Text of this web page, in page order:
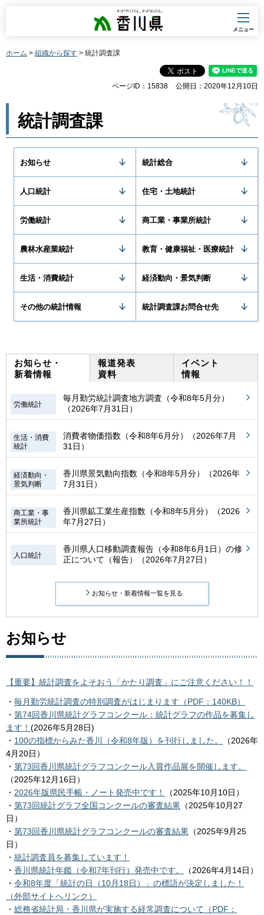
香川県
メニュー
ホーム > 組織から探す > 統計調査課
ページID：15838 公開日：2020年12月10日
統計調査課
お知らせ 統計総合
人口統計 住宅・土地統計
労働統計 商工業・事業所統計
農林水産業統計 教育・健康福祉・医療統計
生活・消費統計 経済動向・景気判断
その他の統計情報 統計調査課お問合せ先
お知らせ・
新着情報
労働統計
毎月勤労統計調査地方調査（令和8年5月分）
（2026年7月31日）
生活・消費
統計
消費者物価指数（令和8年6月分）（2026年7月
31日）
経済動向・
景気判断
香川県景気動向指数（令和8年5月分）（2026年
7月31日）
商工業・事
業所統計
香川県鉱工業生産指数（令和8年5月分）（2026
年7月27日）
人口統計
香川県人口移動調査報告（令和8年6月1日）の修
正について（報告）（2026年7月27日）
お知らせ・新着情報一覧を見る
報道発表
資料
イベント
情報
お知らせ
【重要】統計調査をよそおう「かたり調査」にご注意ください！！
・ 毎月勤労統計調査の特別調査がはじまります（PDF：140KB）
・ 第74回香川県統計グラフコンクール：統計グラフの作品を募集し
ます！ (2026年5月28日)
・ 100の指標からみた香川（令和8年版）を刊行しました。
（2026年
4月20日）
・ 第73回香川県統計グラフコンクール入賞作品展を開催します。
（2025年12月16日）
・ 2026年版県民手帳・ノート発売中です！
（2025年10月10日）
・ 第73回統計グラフ全国コンクールの審査結果 （2025年10月27
日）
・ 第73回香川県統計グラフコンクールの審査結果 （2025年9月25
日）
・ 統計調査員を募集しています！
・ 香川県統計年鑑（令和7年刊行）発売中です。
（2026年4月14日）
・ 令和8年度「統計の日（10月18日）」の標語が決定しました！
（外部サイトへリンク）
・ 総務省統計局・香川県が実施する経常調査について（PDF：